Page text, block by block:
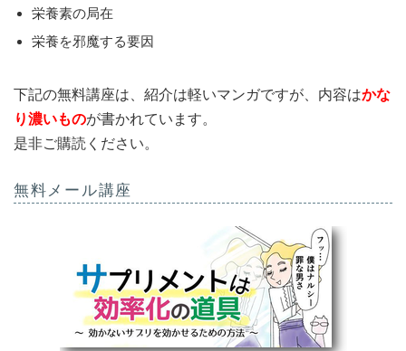
栄養素の局在
栄養を邪魔する要因
下記の無料講座は、紹介は軽いマンガですが、内容はかな
り濃いものが書かれています。
是非ご購読ください。
無料メール講座